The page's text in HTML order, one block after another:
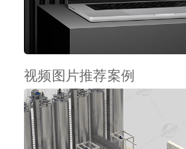
视频图片推荐案例